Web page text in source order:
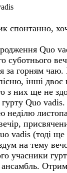
спонтанно,
Quo
суботнього
за горням
інші
з них ще не
Quo vadis.
неділю
vadis (тоді
на тему
учасники
ансамбль.